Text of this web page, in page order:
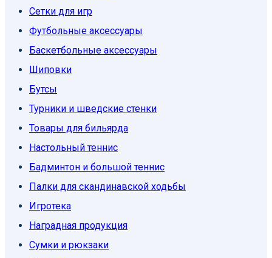
Сетки для игр
Футбольные аксессуары
Баскетбольные аксессуары
Шиповки
Бутсы
Турники и шведские стенки
Товары для бильярда
Настольный теннис
Бадминтон и большой теннис
Палки для скандинавской ходьбы
Игротека
Наградная продукция
Сумки и рюкзаки